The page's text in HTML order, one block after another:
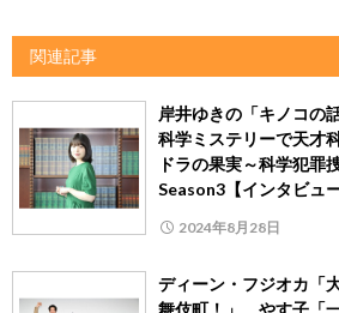
関連記事
岸井ゆきの「キノコの
科学ミステリーで天才
ドラの果実～科学犯罪
Season3【インタビュー
2024年8月28日
ディーン・フジオカ「